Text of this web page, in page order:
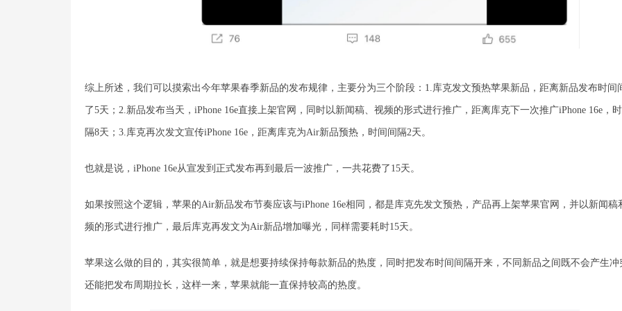
综上所述，我们可以摸索出今年苹果春季新品的发布规律，主要分为三个阶段：1.库克发文预热苹果新品，距离新品发布时间
了5天；2.新品发布当天，iPhone 16e直接上架官网，同时以新闻稿、视频的形式进行推广，距离库克下一次推广iPhone 16e，
隔8天；3.库克再次发文宣传iPhone 16e，距离库克为Air新品预热，时间间隔2天。
也就是说，iPhone 16e从宣发到正式发布再到最后一波推广，一共花费了15天。
如果按照这个逻辑，苹果的Air新品发布节奏应该与iPhone 16e相同，都是库克先发文预热，产品再上架苹果官网，并以新闻稿
频的形式进行推广，最后库克再发文为Air新品增加曝光，同样需要耗时15天。
苹果这么做的目的，其实很简单，就是想要持续保持每款新品的热度，同时把发布时间间隔开来，不同新品之间既不会产生冲
还能把发布周期拉长，这样一来，苹果就能一直保持较高的热度。